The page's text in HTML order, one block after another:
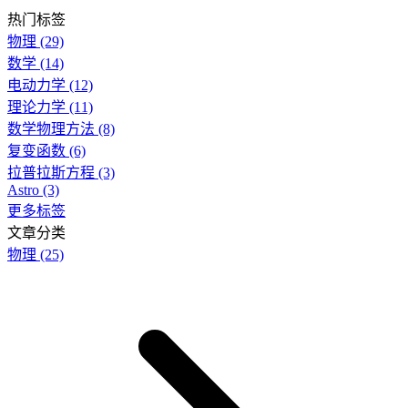
热门标签
物理 (29)
数学 (14)
电动力学 (12)
理论力学 (11)
数学物理方法 (8)
复变函数 (6)
拉普拉斯方程 (3)
Astro (3)
更多标签
文章分类
物理 (25)